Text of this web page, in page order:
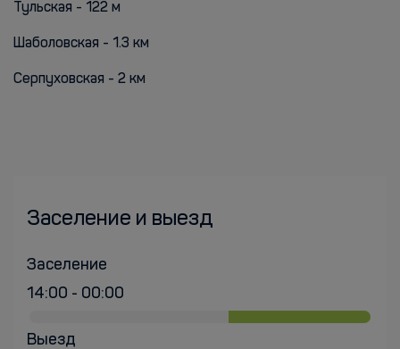
Тульская - 122 м
Шаболовская - 1.3 км
Серпуховская - 2 км
Заселение и выезд
Заселение
14:00 - 00:00
Выезд